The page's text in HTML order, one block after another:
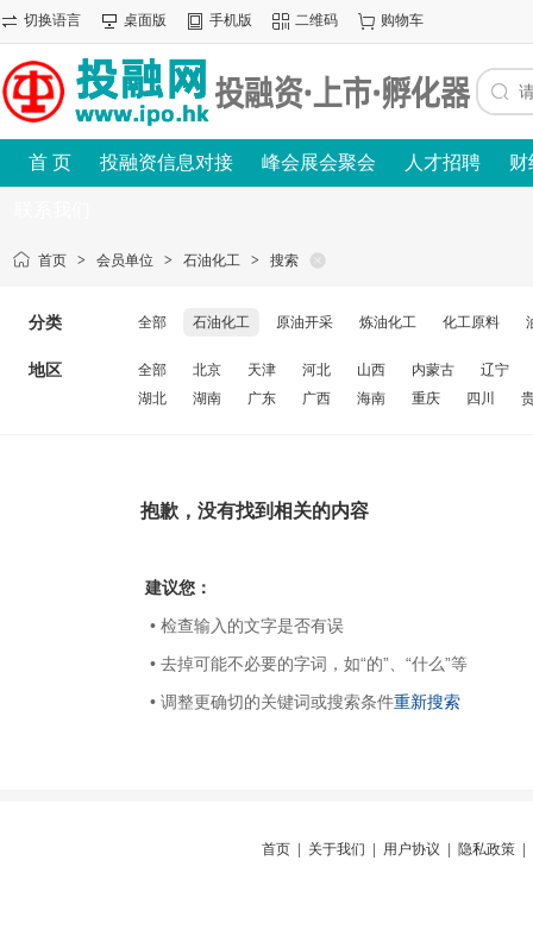
切换语言 桌面版 手机版 二维码 购物车
首 页 投融资信息对接 峰会展会聚会 人才招聘 财
首页 > 会员单位 > 石油化工 > 搜索
分类 全部 石油化工 原油开采 炼油化工 化工原料
地区 全部 北京 天津 河北 山西 内蒙古
辽宁
湖北
湖南 广东 广西 海南 重庆 四川
抱歉，没有找到相关的内容
建议您：
• 检查输入的文字是否有误
• 去掉可能不必要的字词，如“的”、“什么”等
• 调整更确切的关键词或搜索条件重新搜索
首页 关于我们 用户协议 隐私政策